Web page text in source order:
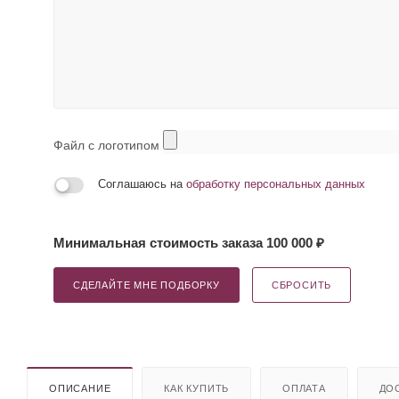
Файл с логотипом
Соглашаюсь на обработку персональных данных
Минимальная стоимость заказа 100 000 ₽
СДЕЛАЙТЕ МНЕ ПОДБОРКУ СБРОСИТЬ
ОПИСАНИЕ КАК КУПИТЬ ОПЛАТА